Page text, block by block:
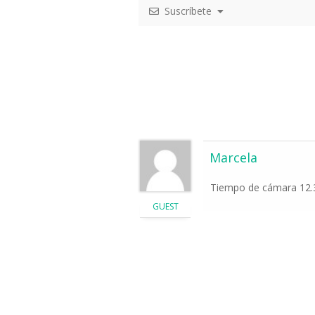
Suscríbete
GUEST
Marcela
Tiempo de cámara